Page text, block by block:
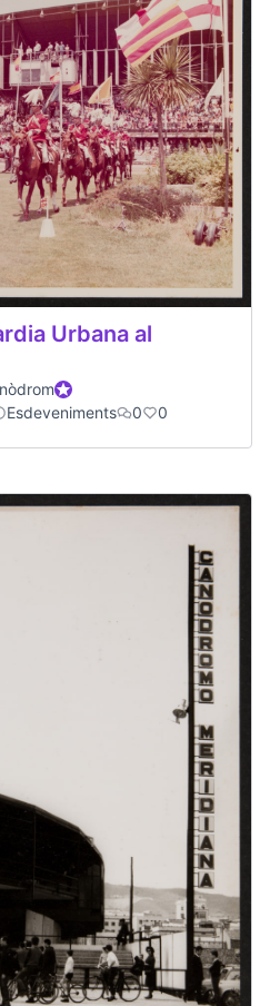
Urbana al
Official participant
Esdeveniments 0 0